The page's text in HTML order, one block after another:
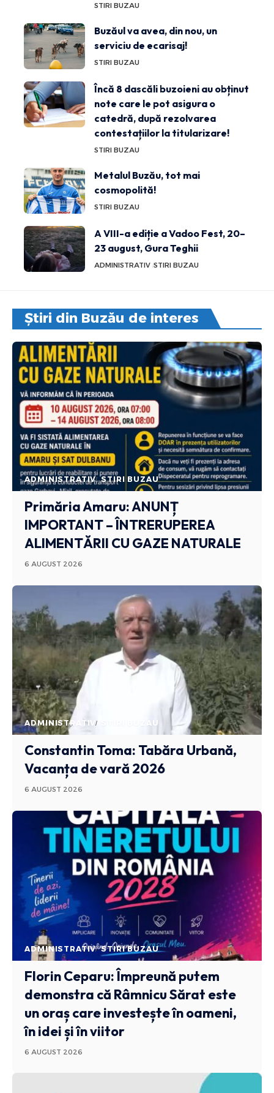
STIRI BUZAU
Buzăul va avea, din nou, un
serviciu de ecarisaj!
STIRI BUZAU
Încă 8 dascăli buzoieni au obținut
note care le pot asigura o
catedră, după rezolvarea
contestațiilor la titularizare!
STIRI BUZAU
Metalul Buzău, tot mai
cosmopolită!
STIRI BUZAU
A VIII-a ediție a Vadoo Fest, 20–
23 august, Gura Teghii
ADMINISTRATIV STIRI BUZAU
Știri din Buzău de interes
ADMINISTRATIV STIRI BUZAU
Primăria Amaru: ANUNȚ
IMPORTANT – ÎNTRERUPEREA
ALIMENTĂRII CU GAZE NATURALE
6 AUGUST 2026
ADMINISTRATIV STIRI BUZAU
Constantin Toma: Tabăra Urbană,
Vacanța de vară 2026
6 AUGUST 2026
ADMINISTRATIV STIRI BUZAU
Florin Ceparu: Împreună putem
demonstra că Râmnicu Sărat este
un oraș care investește în oameni,
în idei și în viitor
6 AUGUST 2026